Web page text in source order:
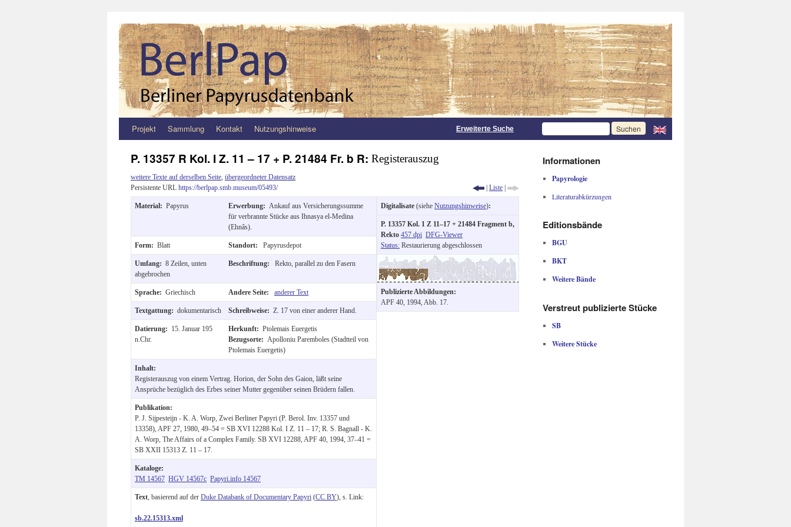
Zum
springen
Projekt Sammlung Kontakt Nutzungshinweise Erweiterte Suche
P. 13357 R Kol. I Z. 11 – 17 + P. 21484 Fr. b R: Registerauszug
weitere Texte auf derselben Seite übergeordneter Datensatz
Persistente URL https://berlpap.smb.museum/05493/ | Liste |
Material: Papyrus Erwerbung: Ankauf aus Versicherungssumme
für verbrannte Stücke aus Ihnasya el-Medina
(Ehnâs).
Form: Blatt Standort: Papyrusdepot
Umfang: 8 Zeilen, unten
abgebrochen
Beschriftung: Rekto, parallel zu den Fasern
Sprache: Griechisch Andere Seite: anderer Text
Textgattung: dokumentarisch Schreibweise: Z. 17 von einer anderer Hand.
Datierung: 15. Januar 195
n.Chr.
Herkunft: Ptolemais Euergetis
Bezugsorte: Apolloniu Paremboles (Stadtteil von
Ptolemais Euergetis)
Inhalt:
Registerauszug von einem Vertrag. Horion, der Sohn des Gaion, läßt seine
Ansprüche bezüglich des Erbes seiner Mutter gegenüber seinen Brüdern fallen.
Publikation:
P. J. Sijpesteijn - K. A. Worp, Zwei Berliner Papyri (P. Berol. Inv. 13357 und
13358), APF 27, 1980, 49–54 = SB XVI 12288 Kol. I Z. 11 – 17; R. S. Bagnall - K.
A. Worp, The Affairs of a Complex Family. SB XVI 12288, APF 40, 1994, 37–41 =
SB XXII 15313 Z. 11 – 17.
Kataloge:
TM 14567 HGV 14567c Papyri.info 14567
Text , basierend auf der Duke Databank of Documentary Papyri (CC BY), s. Link:
sb.22.15313.xml
Digitalisate (siehe Nutzungshinweise):
P. 13357 Kol. 1 Z 11–17 + 21484 Fragment b,
Rekto 457 dpi DFG-Viewer
Status: Restaurierung abgeschlossen
Publizierte Abbildungen:
APF 40, 1994, Abb. 17.
Informationen
Papyrologie
Literaturabkürzungen
Editionsbände
BGU
BKT
Weitere Bände
Verstreut publizierte Stücke
SB
Weitere Stücke